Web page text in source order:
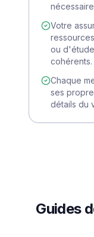
Votre
ou
cohérents.
Chaque
ses
détails du
Guides